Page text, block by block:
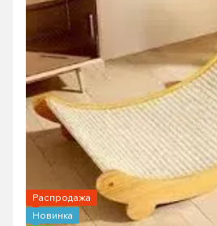
Распродажа
Новинка